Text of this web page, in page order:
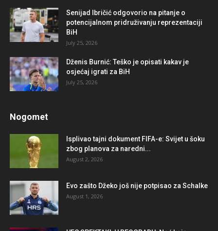
Senijad Ibričić odgovorio na pitanje o
potencijalnom pridruživanju reprezentaciji
BiH
July 25, 2026
Dženis Burnić: Teško je opisati kakav je
osjećaj igrati za BiH
July 25, 2026
Nogomet
Isplivao tajni dokument FIFA-e: Svijet u šoku
zbog planova za naredni...
August 2, 2026
Evo zašto Džeko još nije potpisao za Schalke
August 1, 2026